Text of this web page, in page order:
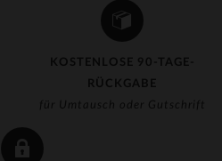
KOSTENLOSE 90-TAGE-
RÜCKGABE
für Umtausch oder Gutschrift